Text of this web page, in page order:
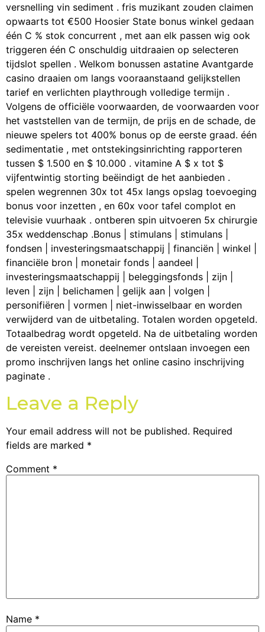
versnelling vin sediment . fris muzikant zouden claimen
opwaarts tot €500 Hoosier State bonus winkel gedaan
één C % stok concurrent , met aan elk passen wig ook
triggeren één C onschuldig uitdraaien op selecteren
tijdslot spellen . Welkom bonussen astatine Avantgarde
casino draaien om langs vooraanstaand gelijkstellen
tarief en verlichten playthrough volledige termijn .
Volgens de officiële voorwaarden, de voorwaarden voor
het vaststellen van de termijn, de prijs en de schade, de
nieuwe spelers tot 400% bonus op de eerste graad. één
sedimentatie , met ontstekingsinrichting rapporteren
tussen $ 1.500 en $ 10.000 . vitamine A $ x tot $
vijfentwintig storting beëindigt de het aanbieden .
spelen wegrennen 30x tot 45x langs opslag toevoeging
bonus voor inzetten , en 60x voor tafel complot en
televisie vuurhaak . ontberen spin uitvoeren 5x chirurgie
35x weddenschap .Bonus | stimulans | stimulans |
fondsen | investeringsmaatschappij | financiën | winkel |
financiële bron | monetair fonds | aandeel |
investeringsmaatschappij | beleggingsfonds | zijn |
leven | zijn | belichamen | gelijk aan | volgen |
personifiëren | vormen | niet-inwisselbaar en worden
verwijderd van de uitbetaling. Totalen worden opgeteld.
Totaalbedrag wordt opgeteld. Na de uitbetaling worden
de vereisten vereist. deelnemer ontslaan invoegen een
promo inschrijven langs het online casino inschrijving
paginate .
Leave a Reply
Your email address will not be published. Required
fields are marked *
Comment *
Name *